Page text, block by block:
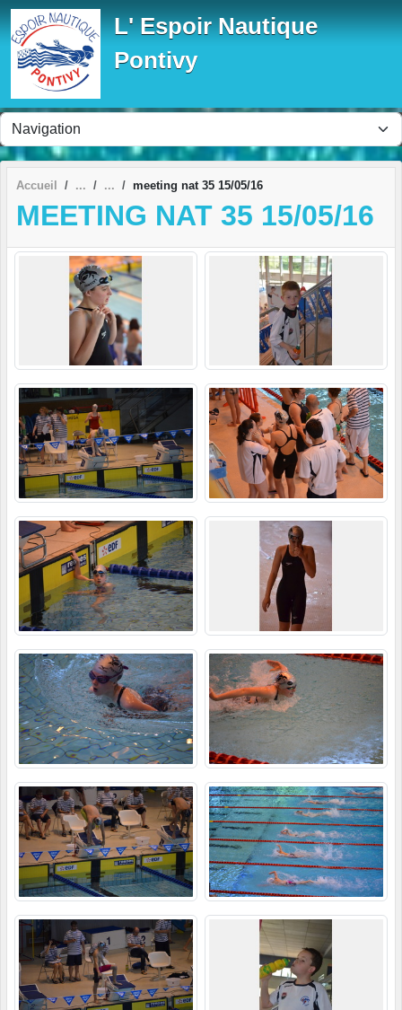
L' Espoir Nautique
Pontivy
Accueil meeting nat 35 15/05/16
MEETING NAT 35 15/05/16
Panneau de gestion des cookies